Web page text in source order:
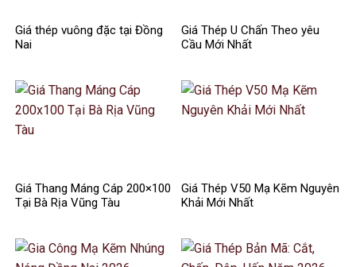
Giá thép vuông đặc tại Đồng
Nai
Giá Thép U Chấn Theo yêu
Cầu Mới Nhất
Giá Thang Máng Cáp 200×100
Tại Bà Rịa Vũng Tàu
Giá Thép V50 Mạ Kẽm Nguyên
Khải Mới Nhất